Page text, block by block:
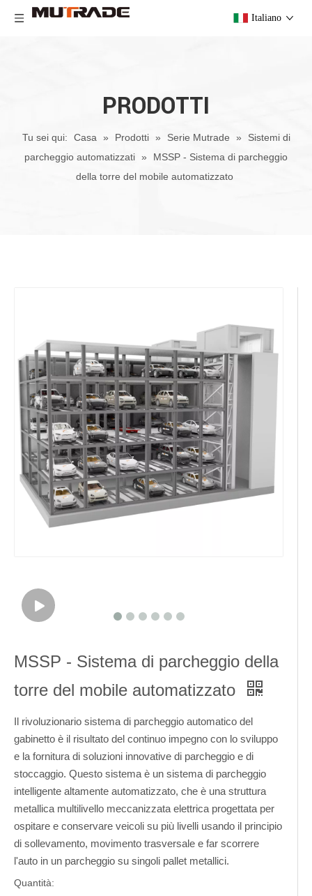
Italiano
PRODOTTI
Tu sei qui: Casa » Prodotti » Serie Mutrade »
Sistemi di
parcheggio automatizzati »
MSSP - Sistema di parcheggio
della torre del mobile automatizzato
MSSP - Sistema di parcheggio della
torre del mobile automatizzato
Il rivoluzionario sistema di parcheggio automatico del
gabinetto è il risultato del continuo impegno con lo sviluppo
e la fornitura di soluzioni innovative di parcheggio e di
stoccaggio. Questo sistema è un sistema di parcheggio
intelligente altamente automatizzato, che è una struttura
metallica multilivello meccanizzata elettrica progettata per
ospitare e conservare veicoli su più livelli usando il principio
di sollevamento, movimento trasversale e far scorrere
l'auto in un parcheggio su singoli pallet metallici.
Quantità: